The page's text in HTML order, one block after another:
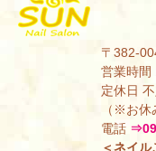
〒382-
営業時間
定休日
（※お休
電話
＜ネイ